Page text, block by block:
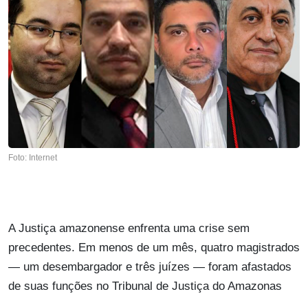
Foto: Internet
A Justiça amazonense enfrenta uma crise sem
precedentes. Em menos de um mês, quatro magistrados
— um desembargador e três juízes — foram afastados
de suas funções no Tribunal de Justiça do Amazonas